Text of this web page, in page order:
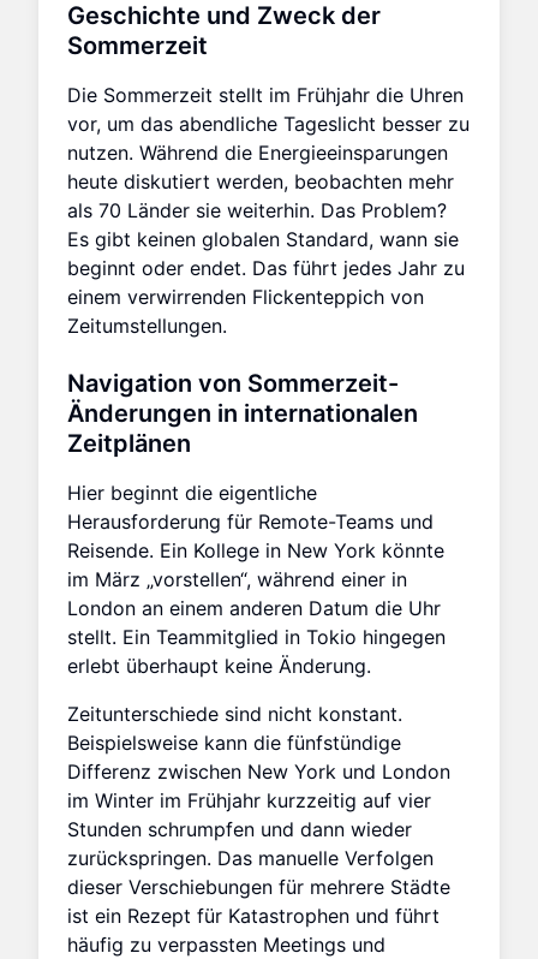
Geschichte und Zweck der
Sommerzeit
Die Sommerzeit stellt im Frühjahr die Uhren
vor, um das abendliche Tageslicht besser zu
nutzen. Während die Energieeinsparungen
heute diskutiert werden, beobachten mehr
als 70 Länder sie weiterhin. Das Problem?
Es gibt keinen globalen Standard, wann sie
beginnt oder endet. Das führt jedes Jahr zu
einem verwirrenden Flickenteppich von
Zeitumstellungen.
Navigation von Sommerzeit-
Änderungen in internationalen
Zeitplänen
Hier beginnt die eigentliche
Herausforderung für Remote-Teams und
Reisende. Ein Kollege in New York könnte
im März „vorstellen“, während einer in
London an einem anderen Datum die Uhr
stellt. Ein Teammitglied in Tokio hingegen
erlebt überhaupt keine Änderung.
Zeitunterschiede sind nicht konstant.
Beispielsweise kann die fünfstündige
Differenz zwischen New York und London
im Winter im Frühjahr kurzzeitig auf vier
Stunden schrumpfen und dann wieder
zurückspringen. Das manuelle Verfolgen
dieser Verschiebungen für mehrere Städte
ist ein Rezept für Katastrophen und führt
häufig zu verpassten Meetings und